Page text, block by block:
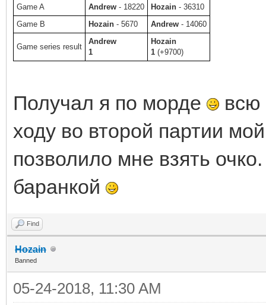
Game A
Andrew - 18220 Hozain - 36310
Game B
Hozain - 5670 Andrew - 14060
Game series result
Andrew
1
Hozain
1 (+9700)
Получал я по морде
всю
ходу во второй партии
позволило мне взять
баранкой
Find
Hozain
Banned
05-24-2018, 11:30 AM